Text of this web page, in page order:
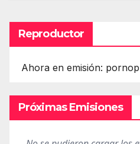
Reproductor
Ahora en emisión:
Próximas Emisiones